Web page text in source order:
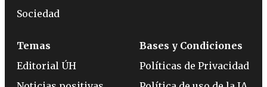
Sociedad
Temas
Editorial ÚH
Bases y Condiciones
Políticas de Privacidad